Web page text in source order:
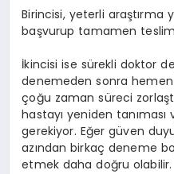
Birincisi, yeterli araştırma
başvurup tamamen
İkincisi ise sürekli doktor
denemeden sonra
çoğu zaman süreci
hastayı yeniden
gerekiyor. Eğer güven
azından birkaç deneme
etmek daha doğru olabilir.